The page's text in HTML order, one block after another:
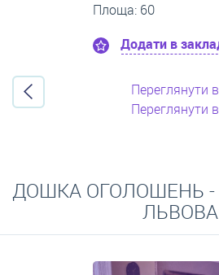
Площа: 70
Додати в
Переглянути
Переглянути
ДОШКА ОГОЛОШЕНЬ -